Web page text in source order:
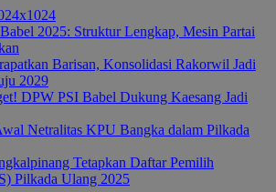
2025: Struktur Lengkap, Mesin Partai
Barisan, Konsolidasi Rakorwil Jadi
2029
DPW PSI Babel Dukung Kaesang Jadi
Netralitas KPU Bangka dalam Pilkada
Tetapkan Daftar Pemilih
Pilkada Ulang 2025